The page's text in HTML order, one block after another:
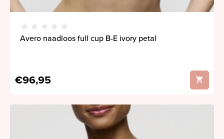
Avero naadloos full cup B-E ivory petal
€96,95